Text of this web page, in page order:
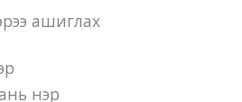
ашиглах
нэр